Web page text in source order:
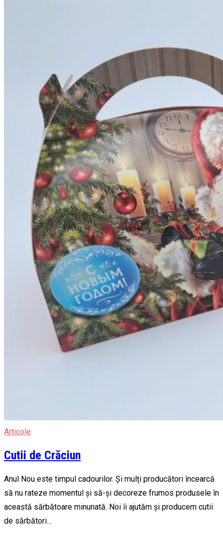
Articole
Cutii de Crăciun
Anul Nou este timpul cadourilor. Și mulți producători încearcă
să nu rateze momentul și să-și decoreze frumos produsele în
această sărbătoare minunată. Noi îi ajutăm și producem cutii
de sărbători…